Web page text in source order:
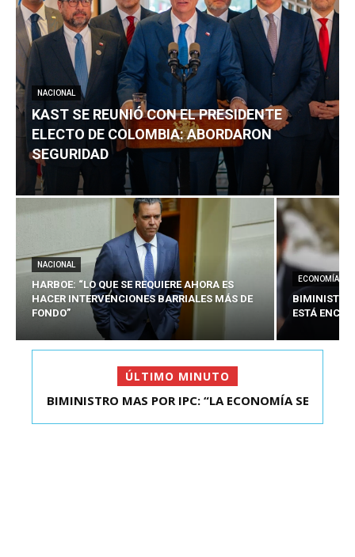
NACIONAL
KAST SE REUNIÓ CON EL PRESIDENTE
ELECTO DE COLOMBIA: ABORDARON
SEGURIDAD
NACIONAL
HARBOE: “LO QUE SE REQUIERE AHORA ES
HACER INTERVENCIONES BARRIALES MÁS DE
FONDO”
ECONOMÍA
BIMINISTRO
ESTÁ
ÚLTIMO MINUTO
KAST SE REUNIÓ CON EL PRESIDENTE ELECTO DE
BIMINISTRO MAS POR IPC: “LA ECONOMÍA SE